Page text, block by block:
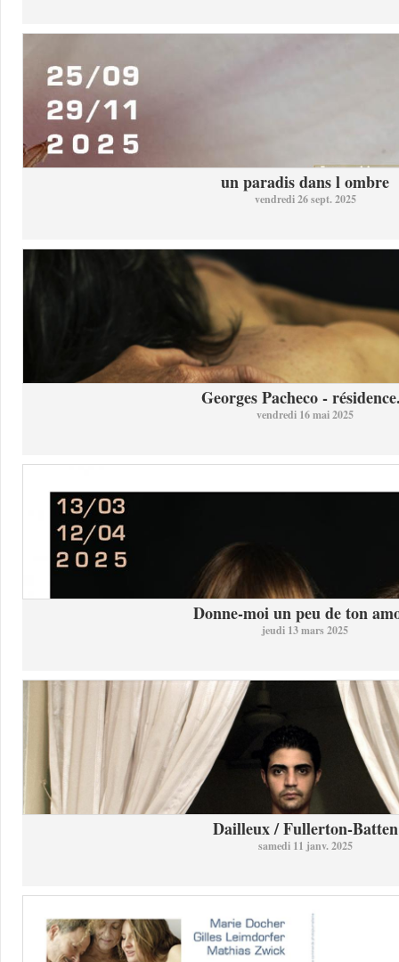
un paradis dans l ombre
vendredi 26 sept. 2025
Georges Pacheco -
vendredi 16 mai 2025
Donne-moi un peu de ton
jeudi 13 mars 2025
Dailleux / Fullerton-Batten
samedi 11 janv. 2025